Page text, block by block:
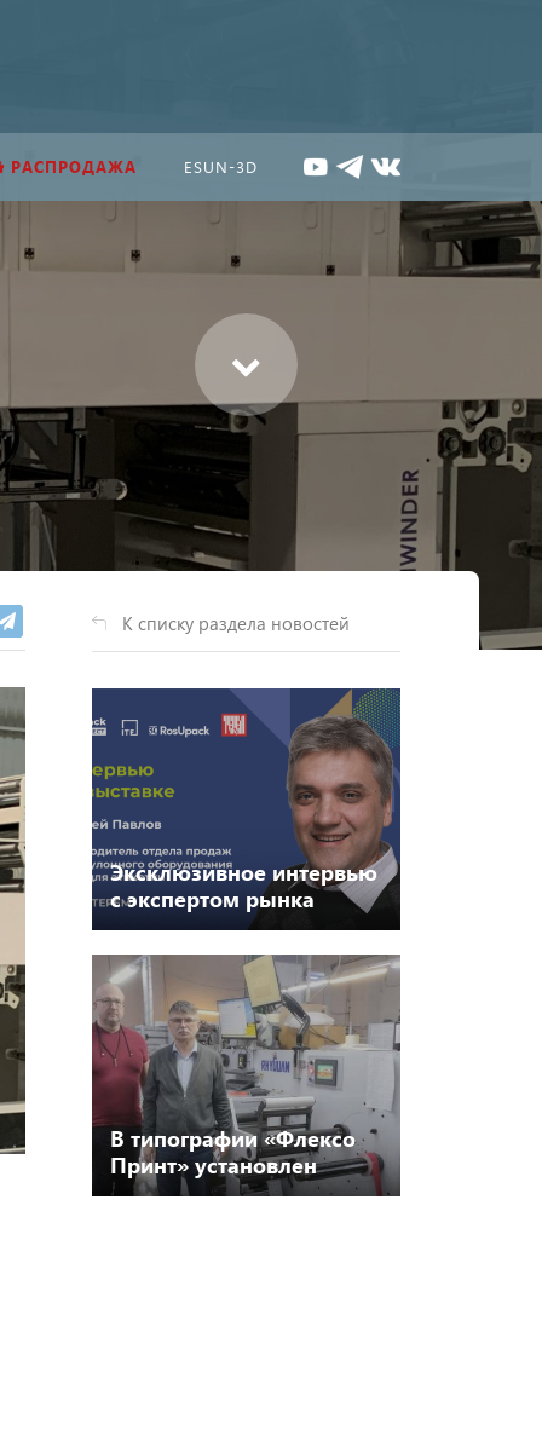
РАСПРОДАЖА ESUN-3D
К списку раздела новостей
Эксклюзивное интервью
с экспертом рынка
упаковочного
оборудования
В типографии «Флексо
Принт» установлен
перемотчик Rhyguan с